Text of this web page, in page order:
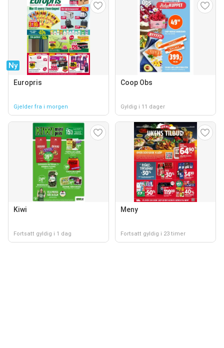
Ny
Europris
Gjelder fra i morgen
Coop Obs
Gyldig i 11 dager
Kiwi
Fortsatt gyldig i 1 dag
Meny
Fortsatt gyldig i 23 timer